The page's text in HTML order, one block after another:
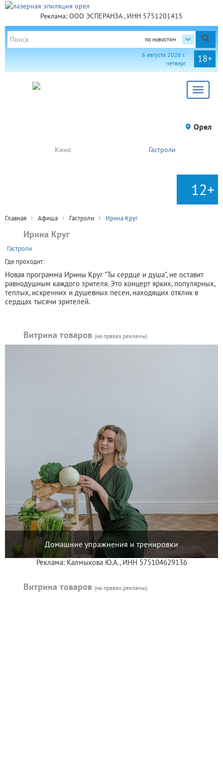
Реклама: ООО ЭСПЕРАНЗА , ИНН 5751201415
по новостям
18+
6 августа 2026 г.
четверг
Toggle
Орел
Кино Гастроли
12+
Главная Афиша Гастроли Ирина Круг
Ирина Круг
Гастроли
Где проходит:
Новая программа Ирины Круг "Ты сердце и душа", не оставит
равнодушным каждого зрителя. Это концерт ярких, популярных,
теплых, искренних и душевных песен, находящих отклик в
сердцах тысячи зрителей.
Витрина товаров (на правах рекламы)
Домашние упражнения и тренировки
Реклама: Калмыкова Ю.А., ИНН 575104629136
Витрина товаров (на правах рекламы)